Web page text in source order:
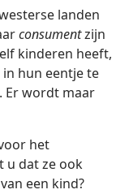
landen
consumentzijn
kinderen heeft,
hun eentje te
Er wordt maar
het
u dat ze ook
een kind?